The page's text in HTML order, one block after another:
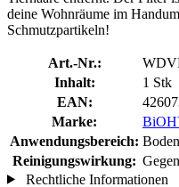
deine Wohnräume im
Schmutzpartikeln!
Art.-Nr.:
Inhalt:
1 Stk
EAN:
Marke:
Anwendungsbereich: Boden
Reinigungswirkung:
Rechtliche Informationen